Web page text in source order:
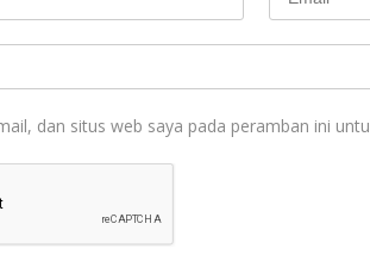
dan situs web saya pada peramban ini